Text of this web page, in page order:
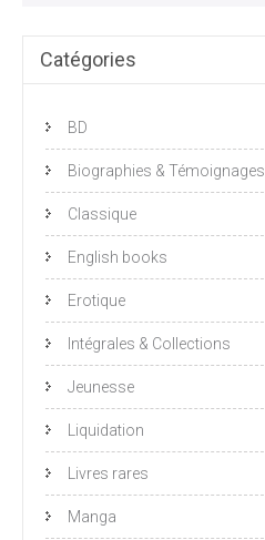
Catégories
BD
Biographies & Témoignages
Classique
English books
Erotique
Intégrales & Collections
Jeunesse
Liquidation
Livres rares
Manga